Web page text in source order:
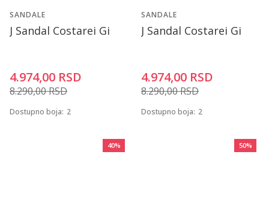
SANDALE
J Sandal Costarei Gi
4.974,00 RSD
8.290,00RSD
Dostupno boja: 2
SANDALE
J Sandal Costarei Gi
4.974,00 RSD
8.290,00RSD
Dostupno boja: 2
40% 50%